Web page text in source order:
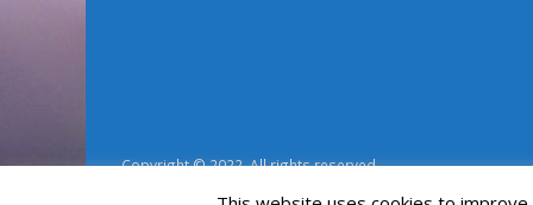
Copyright © 2022. All rights reserved.